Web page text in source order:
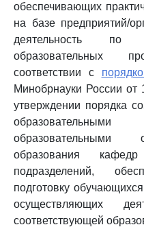
обеспечивающих
на базе предприятий/
деятельность по
образовательных
соответствии с
Минобрнауки России от
утверждении порядка
образовательными
образования
подразделений,
подготовку
осуществляющих
соответствующей